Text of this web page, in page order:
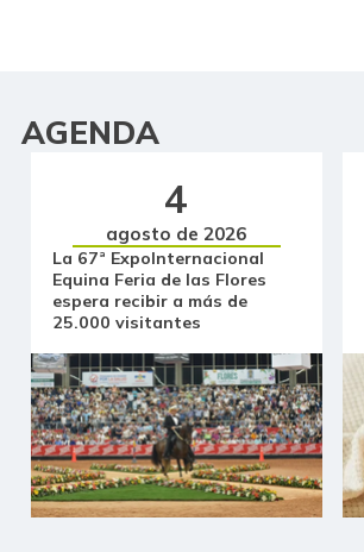
AGENDA
4
agosto de 2026
La 67ª ExpoInternacional
Equina Feria de las Flores
espera recibir a más de
25.000 visitantes